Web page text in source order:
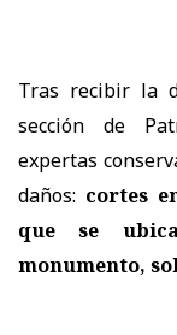
Tras recibir la
sección de
expertas
daños: cortes
que se
monumento,